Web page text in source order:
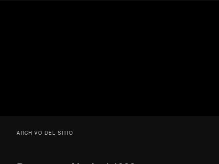
ARCHIVO DEL SITIO